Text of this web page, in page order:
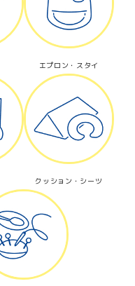
エプロン・スタイ
クッション・シーツ